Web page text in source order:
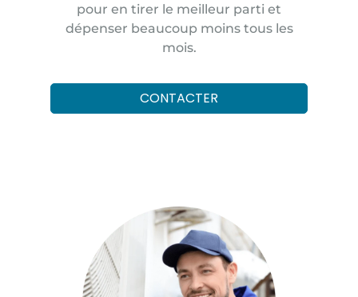
pour en tirer le meilleur parti et
dépenser beaucoup moins tous les
mois.
CONTACTER